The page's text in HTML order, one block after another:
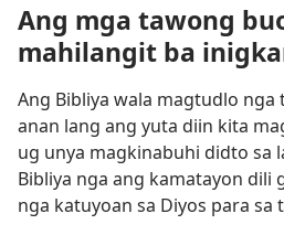
Ang mga tawong
mahilangit ba
Ang Bibliya wala magtudlo
anan lang ang yuta diin kita
ug unya magkinabuhi didto sa
Bibliya nga ang kamatayon dili
nga katuyoan sa Diyos para sa